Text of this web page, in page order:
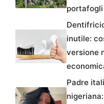
inutile:
versione
Padre